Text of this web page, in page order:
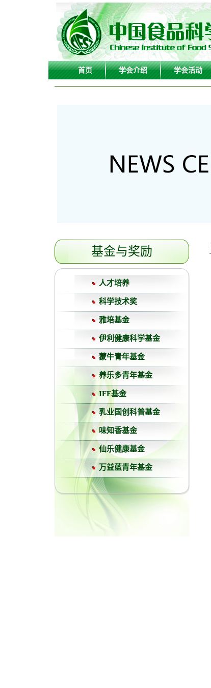
首页
学会介绍 学会活动
基金与奖励
人才培养
科学技术奖
雅培基金
伊利健康科学基金
蒙牛青年基金
养乐多青年基金
IFF基金
乳业国创科普基金
味知香基金
仙乐健康基金
万益蓝青年基金